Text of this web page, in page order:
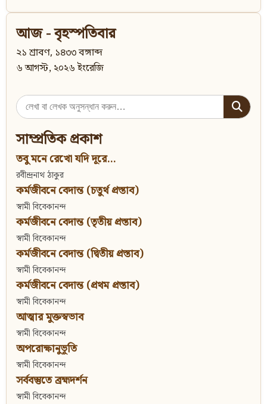
আজ - বৃহস্পতিবার
২১ শ্রাবণ, ১৪৩৩ বঙ্গাব্দ
৬ আগস্ট, ২০২৬ ইংরেজি
Search
for:
সাম্প্রতিক প্রকাশ
তবু মনে রেখো যদি দূরে...
রবীন্দ্রনাথ ঠাকুর
কর্মজীবনে বেদান্ত (চতুর্থ প্রস্তাব)
স্বামী বিবেকানন্দ
কর্মজীবনে বেদান্ত (তৃতীয় প্রস্তাব)
স্বামী বিবেকানন্দ
কর্মজীবনে বেদান্ত (দ্বিতীয় প্রস্তাব)
স্বামী বিবেকানন্দ
কর্মজীবনে বেদান্ত (প্রথম প্রস্তাব)
স্বামী বিবেকানন্দ
আত্মার মুক্তস্বভাব
স্বামী বিবেকানন্দ
অপরোক্ষানুভূতি
স্বামী বিবেকানন্দ
সর্ববস্তুতে ব্রহ্মদর্শন
স্বামী বিবেকানন্দ